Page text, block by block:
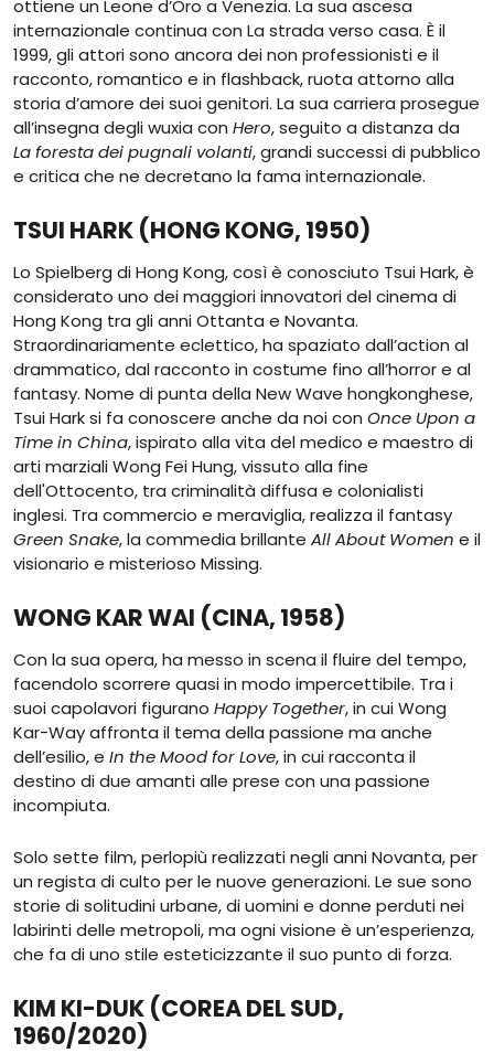
ottiene un Leone d’Oro a Venezia. La sua ascesa
internazionale continua con La strada verso casa. È il
1999, gli attori sono ancora dei non professionisti e il
racconto, romantico e in flashback, ruota attorno alla
storia d’amore dei suoi genitori. La sua carriera prosegue
all’insegna degli wuxia con Hero, seguito a distanza da
La foresta dei pugnali volanti, grandi successi di pubblico
e critica che ne decretano la fama internazionale.
TSUI HARK (HONG KONG, 1950)
Lo Spielberg di Hong Kong, così è conosciuto Tsui Hark, è
considerato uno dei maggiori innovatori del cinema di
Hong Kong tra gli anni Ottanta e Novanta.
Straordinariamente eclettico, ha spaziato dall’action al
drammatico, dal racconto in costume fino all’horror e al
fantasy. Nome di punta della New Wave hongkonghese,
Tsui Hark si fa conoscere anche da noi con Once Upon a
Time in China, ispirato alla vita del medico e maestro di
arti marziali Wong Fei Hung, vissuto alla fine
dell'Ottocento, tra criminalità diffusa e colonialisti
inglesi. Tra commercio e meraviglia, realizza il fantasy
Green Snake, la commedia brillante All About Women e il
visionario e misterioso Missing.
WONG KAR WAI (CINA, 1958)
Con la sua opera, ha messo in scena il fluire del tempo,
facendolo scorrere quasi in modo impercettibile. Tra i
suoi capolavori figurano Happy Together, in cui Wong
Kar-Way affronta il tema della passione ma anche
dell’esilio, e In the Mood for Love, in cui racconta il
destino di due amanti alle prese con una passione
incompiuta.
Solo sette film, perlopiù realizzati negli anni Novanta, per
un regista di culto per le nuove generazioni. Le sue sono
storie di solitudini urbane, di uomini e donne perduti nei
labirinti delle metropoli, ma ogni visione è un’esperienza,
che fa di uno stile esteticizzante il suo punto di forza.
KIM KI-DUK (COREA DEL SUD,
1960/2020)